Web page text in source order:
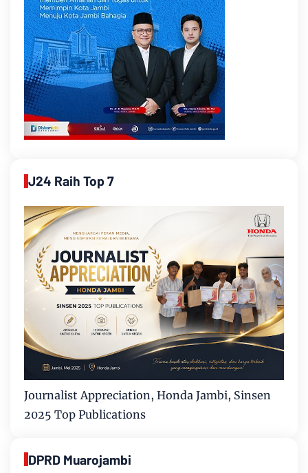
J24 Raih Top 7
Journalist Appreciation, Honda Jambi, Sinsen
2025 Top Publications
DPRD Muarojambi